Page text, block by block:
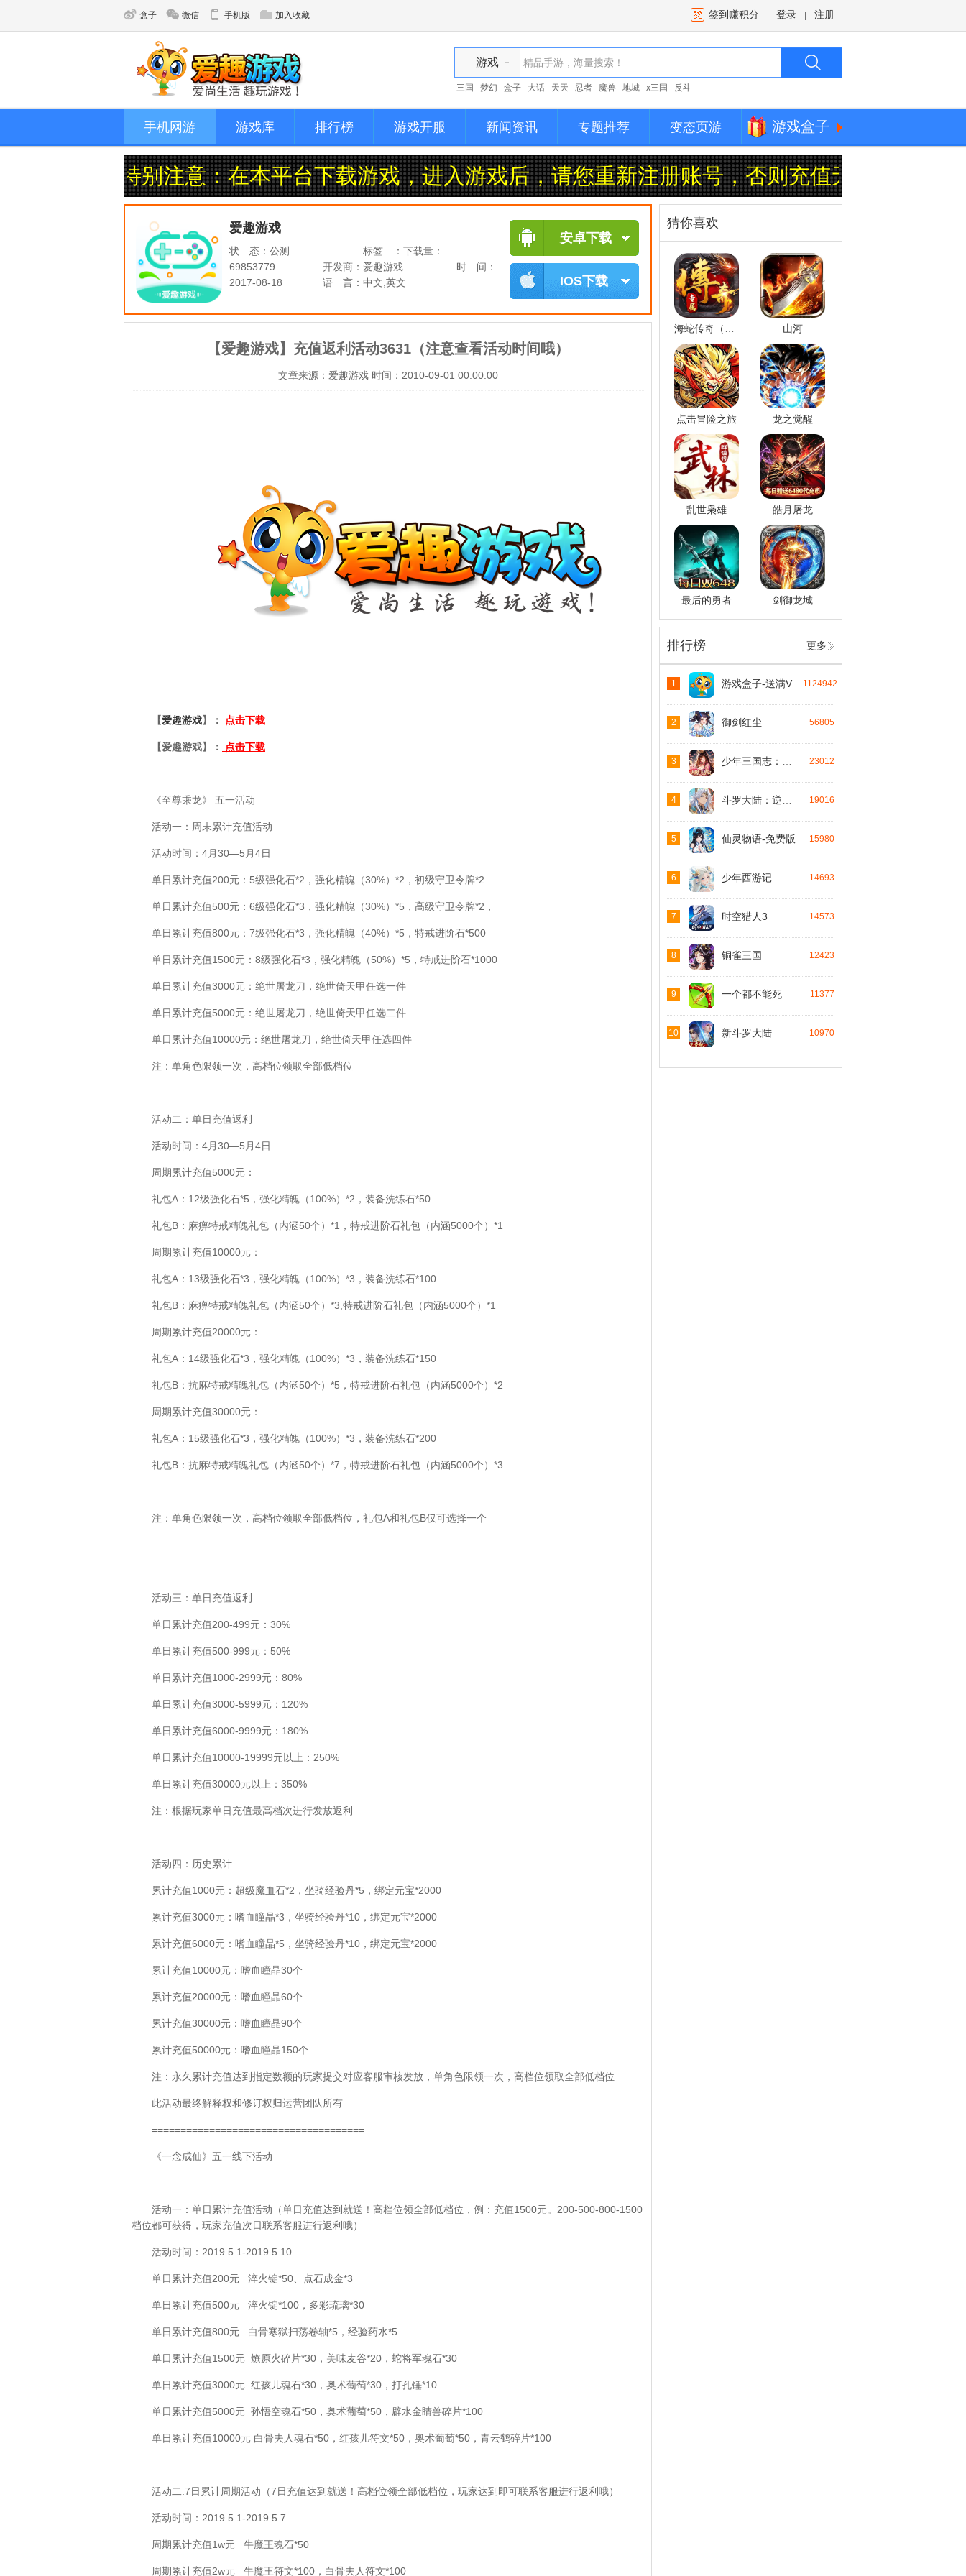
盒子 微信 手机版 加入收藏 签到赚积分 登录 注册
游戏
资讯
三国 梦幻 盒子 大话 天天 忍者 魔兽 地城 x三国 反斗
手机网游 游戏库 排行榜 游戏开服 新闻资讯 专题推荐 变态页游 游戏盒子
官网！特别注意：在本平台下载游戏，进入游戏后，请您重新注册账号，否则充值无返利！
爱趣游戏
状 态： 公测 标签 ： 下载量：
69853779
开发商： 爱趣游戏
时 间：
2017-08-18
语 言： 中文,英文
安卓下载
IOS下载
【爱趣游戏】充值返利活动3631（注意查看活动时间哦）
文章来源：爱趣游戏 时间：2010-09-01 00:00:00
【爱趣游戏】： 点击下载
【爱趣游戏】： 点击下载
《至尊乘龙》 五一活动
活动一：周末累计充值活动
活动时间：4月30—5月4日
单日累计充值200元： 5级强化石*2，强化精魄（30%）*2，初级守卫令牌*2
单日累计充值500元： 6级强化石*3，强化精魄（30%）*5，高级守卫令牌*2，
单日累计充值800元： 7级强化石*3，强化精魄（40%）*5，特戒进阶石*500
单日累计充值1500元： 8级强化石*3，强化精魄（50%）*5，特戒进阶石*1000
单日累计充值3000元： 绝世屠龙刀，绝世倚天甲任选一件
单日累计充值5000元： 绝世屠龙刀，绝世倚天甲任选二件
单日累计充值10000元： 绝世屠龙刀，绝世倚天甲任选四件
注：单角色限领一次，高档位领取全部低档位
活动二：单日充值返利
活动时间：4月30—5月4日
周期累计充值5000元：
礼包A：12级强化石*5，强化精魄（100%）*2，装备洗练石*50
礼包B：麻痹特戒精魄礼包（内涵50个）*1，特戒进阶石礼包（内涵5000个）*1
周期累计充值10000元：
礼包A：13级强化石*3，强化精魄（100%）*3，装备洗练石*100
礼包B：麻痹特戒精魄礼包（内涵50个）*3,特戒进阶石礼包（内涵5000个）*1
周期累计充值20000元：
礼包A：14级强化石*3，强化精魄（100%）*3，装备洗练石*150
礼包B：抗麻特戒精魄礼包（内涵50个）*5，特戒进阶石礼包（内涵5000个）*2
周期累计充值30000元：
礼包A：15级强化石*3，强化精魄（100%）*3，装备洗练石*200
礼包B：抗麻特戒精魄礼包（内涵50个）*7，特戒进阶石礼包（内涵5000个）*3
注：单角色限领一次，高档位领取全部低档位，礼包A和礼包B仅可选择一个
活动三：单日充值返利
单日累计充值200-499元：30%
单日累计充值500-999元：50%
单日累计充值1000-2999元：80%
单日累计充值3000-5999元：120%
单日累计充值6000-9999元：180%
单日累计充值10000-19999元以上：250%
单日累计充值30000元以上：350%
注：根据玩家单日充值最高档次进行发放返利
活动四：历史累计
累计充值1000元：超级魔血石*2，坐骑经验丹*5，绑定元宝*2000
累计充值3000元：嗜血瞳晶*3，坐骑经验丹*10，绑定元宝*2000
累计充值6000元：嗜血瞳晶*5，坐骑经验丹*10，绑定元宝*2000
累计充值10000元：嗜血瞳晶30个
累计充值20000元：嗜血瞳晶60个
累计充值30000元：嗜血瞳晶90个
累计充值50000元：嗜血瞳晶150个
注：永久累计充值达到指定数额的玩家提交对应客服审核发放，单角色限领一次，高档位领取全部低档位
此活动最终解释权和修订权归运营团队所有
=====================================
《一念成仙》五一线下活动
活动一：单日累计充值活动（单日充值达到就送！高档位领全部低档位，例：充值1500元。200-500-800-1500
档位都可获得，玩家充值次日联系客服进行返利哦）
活动时间：2019.5.1-2019.5.10
单日累计充值200元 淬火锭*50、点石成金*3
单日累计充值500元 淬火锭*100，多彩琉璃*30
单日累计充值800元 白骨寒狱扫荡卷轴*5，经验药水*5
单日累计充值1500元 燎原火碎片*30，美味麦谷*20，蛇将军魂石*30
单日累计充值3000元 红孩儿魂石*30，奥术葡萄*30，打孔锤*10
单日累计充值5000元 孙悟空魂石*50，奥术葡萄*50，辟水金睛兽碎片*100
单日累计充值10000元 白骨夫人魂石*50，红孩儿符文*50，奥术葡萄*50，青云鹤碎片*100
活动二:7日累计周期活动（7日充值达到就送！高档位领全部低档位，玩家达到即可联系客服进行返利哦）
活动时间：2019.5.1-2019.5.7
周期累计充值1w元 牛魔王魂石*50
周期累计充值2w元 牛魔王符文*100，白骨夫人符文*100
猜你喜欢
山河
点击冒险之旅 龙之觉醒
乱世枭雄 皓月屠龙
最后的勇者 剑御龙城
更多
排行榜
1 游戏盒子-送满V 1124942
2 御剑红尘 56805
3 23012
4 19016
5 仙灵物语-免费版 15980
6 少年西游记 14693
7 时空猎人3 14573
8 铜雀三国 12423
9 一个都不能死 11377
10 新斗罗大陆 10970